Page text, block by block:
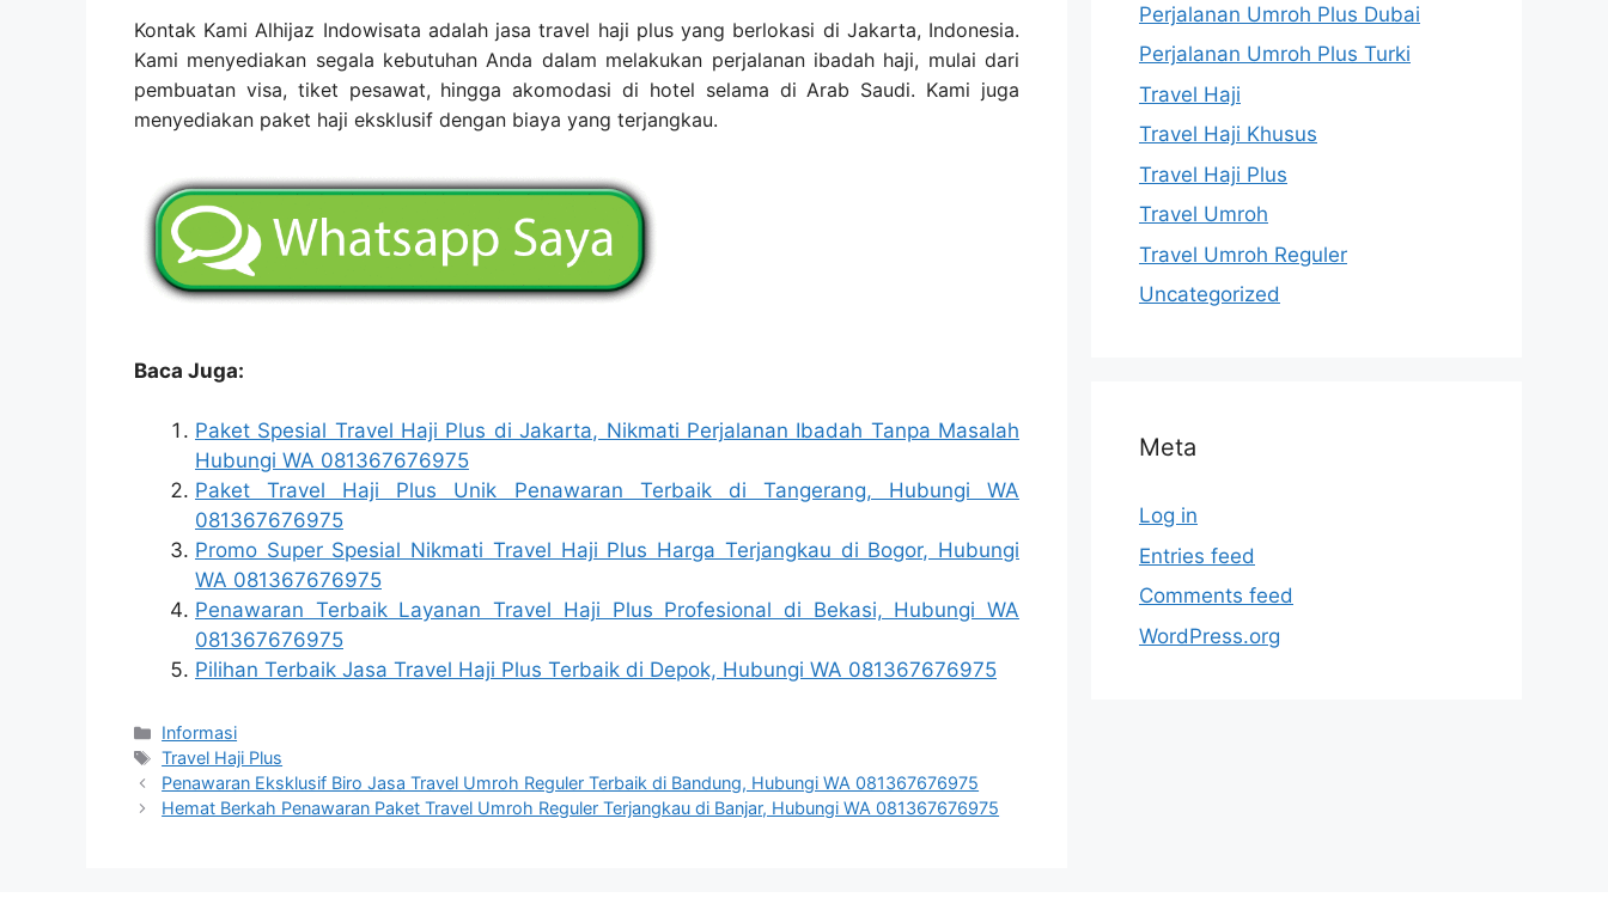
Kontak Kami Alhijaz Indowisata adalah jasa travel haji plus yang berlokasi di Jakarta, Indonesia.
Kami menyediakan segala kebutuhan Anda dalam melakukan perjalanan ibadah haji, mulai dari
pembuatan visa, tiket pesawat, hingga akomodasi di hotel selama di Arab Saudi. Kami juga
menyediakan paket haji eksklusif dengan biaya yang terjangkau.
Baca Juga:
Paket Spesial Travel Haji Plus di Jakarta, Nikmati Perjalanan Ibadah Tanpa Masalah
Hubungi WA 081367676975
Paket Travel Haji Plus Unik Penawaran Terbaik di Tangerang, Hubungi WA
081367676975
Promo Super Spesial Nikmati Travel Haji Plus Harga Terjangkau di Bogor, Hubungi
WA 081367676975
Penawaran Terbaik Layanan Travel Haji Plus Profesional di Bekasi, Hubungi WA
081367676975
Pilihan Terbaik Jasa Travel Haji Plus Terbaik di Depok, Hubungi WA 081367676975
Categories
Informasi
Tags
Travel Haji Plus
Penawaran Eksklusif Biro Jasa Travel Umroh Reguler Terbaik di Bandung, Hubungi WA 081367676975
Hemat Berkah Penawaran Paket Travel Umroh Reguler Terjangkau di Banjar, Hubungi WA 081367676975
Perjalanan Umroh Plus Dubai
Perjalanan Umroh Plus Turki
Travel Haji
Travel Haji Khusus
Travel Haji Plus
Travel Umroh
Travel Umroh Reguler
Uncategorized
Meta
Log in
Entries feed
Comments feed
WordPress.org